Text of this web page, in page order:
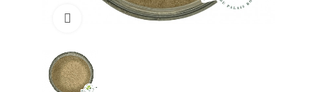
Click to enlarge